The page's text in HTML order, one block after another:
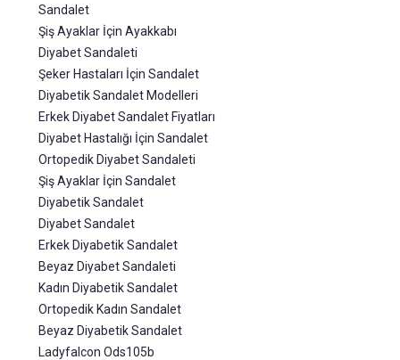
Sandalet
Şiş Ayaklar İçin Ayakkabı
Diyabet Sandaleti
Şeker Hastaları İçin Sandalet
Diyabetik Sandalet Modelleri
Erkek Diyabet Sandalet Fiyatları
Diyabet Hastalığı İçin Sandalet
Ortopedik Diyabet Sandaleti
Şiş Ayaklar İçin Sandalet
Diyabetik Sandalet
Diyabet Sandalet
Erkek Diyabetik Sandalet
Beyaz Diyabet Sandaleti
Kadın Diyabetik Sandalet
Ortopedik Kadın Sandalet
Beyaz Diyabetik Sandalet
Ladyfalcon Ods105b